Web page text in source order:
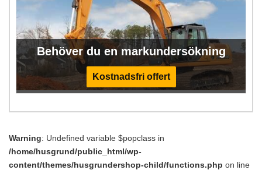
Behöver du en markundersökning
Kostnadsfri offert
Warning: Undefined variable $popclass in
/home/husgrund/public_html/wp-
content/themes/husgrundershop-child/functions.php on line